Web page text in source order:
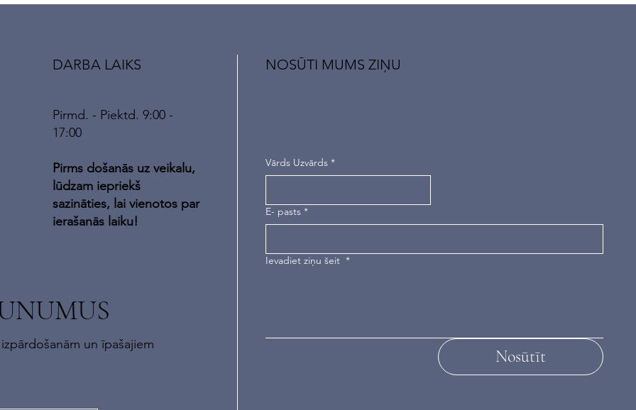
DARBA LAIKS
Pirmd. - Piektd. 9:00 -
17:00
Pirms došanās uz veikalu,
lūdzam iepriekš
sazināties, lai vienotos par
ierašanās laiku!
NOSŪTI MUMS ZIŅU
Vārds Uzvārds *
E- pasts *
Ievadiet ziņu šeit *
Nosūtīt
un īpašajiem